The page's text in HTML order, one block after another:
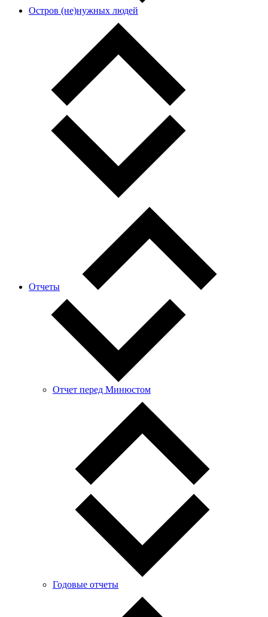
Остров (не)нужных людей
Отчеты
Отчет перед Минюстом
Годовые отчеты